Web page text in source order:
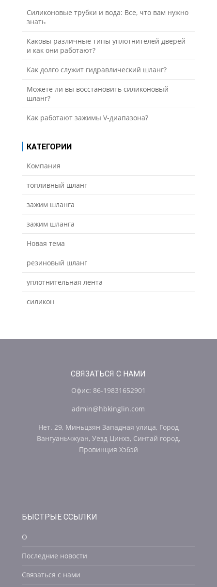
Силиконовые трубки и вода: Все, что вам нужно
знать
Каковы различные типы уплотнителей дверей
и как они работают?
Как долго служит гидравлический шланг?
Можете ли вы восстановить силиконовый
шланг?
Как работают зажимы V-диапазона?
КАТЕГОРИИ
Компания
топливный шланг
зажим шланга
зажим шланга
Новая тема
резиновый шланг
уплотнительная лента
силикон
СВЯЗАТЬСЯ С НАМИ
Офис: 86-19831652901
admin@hbkinglin.com
Нет. 29, Миньцзян Западная улица, Город
Вангуаньчжуан, Уезд Цинхэ, Синтай город,
Провинция Хэбэй
БЫСТРЫЕ ССЫЛКИ
О
Последние новости
Связаться с нами